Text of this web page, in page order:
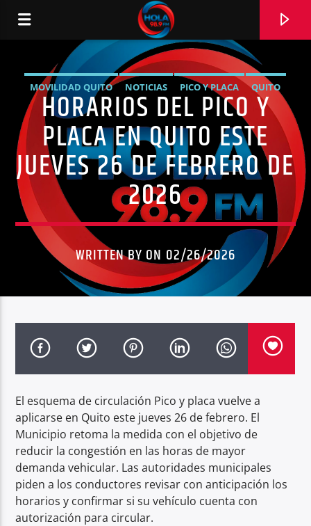
RADIO HOLA
0:00
Radio hola
MOVILIDAD QUITO NOTICIAS PICO Y PLACA
QUITO
SÍNTESIS NOTICIOSA
TRÁNSITO QUITO
HORARIOS DEL PICO Y
PLACA EN QUITO ESTE
JUEVES 26 DE FEBRERO DE
2026
WRITTEN BY ON 02/26/2026
El esquema de circulación Pico y placa vuelve a
aplicarse en Quito este jueves 26 de febrero. El
Municipio retoma la medida con el objetivo de
reducir la congestión en las horas de mayor
demanda vehicular. Las autoridades municipales
piden a los conductores revisar con anticipación los
horarios y confirmar si su vehículo cuenta con
autorización para circular.